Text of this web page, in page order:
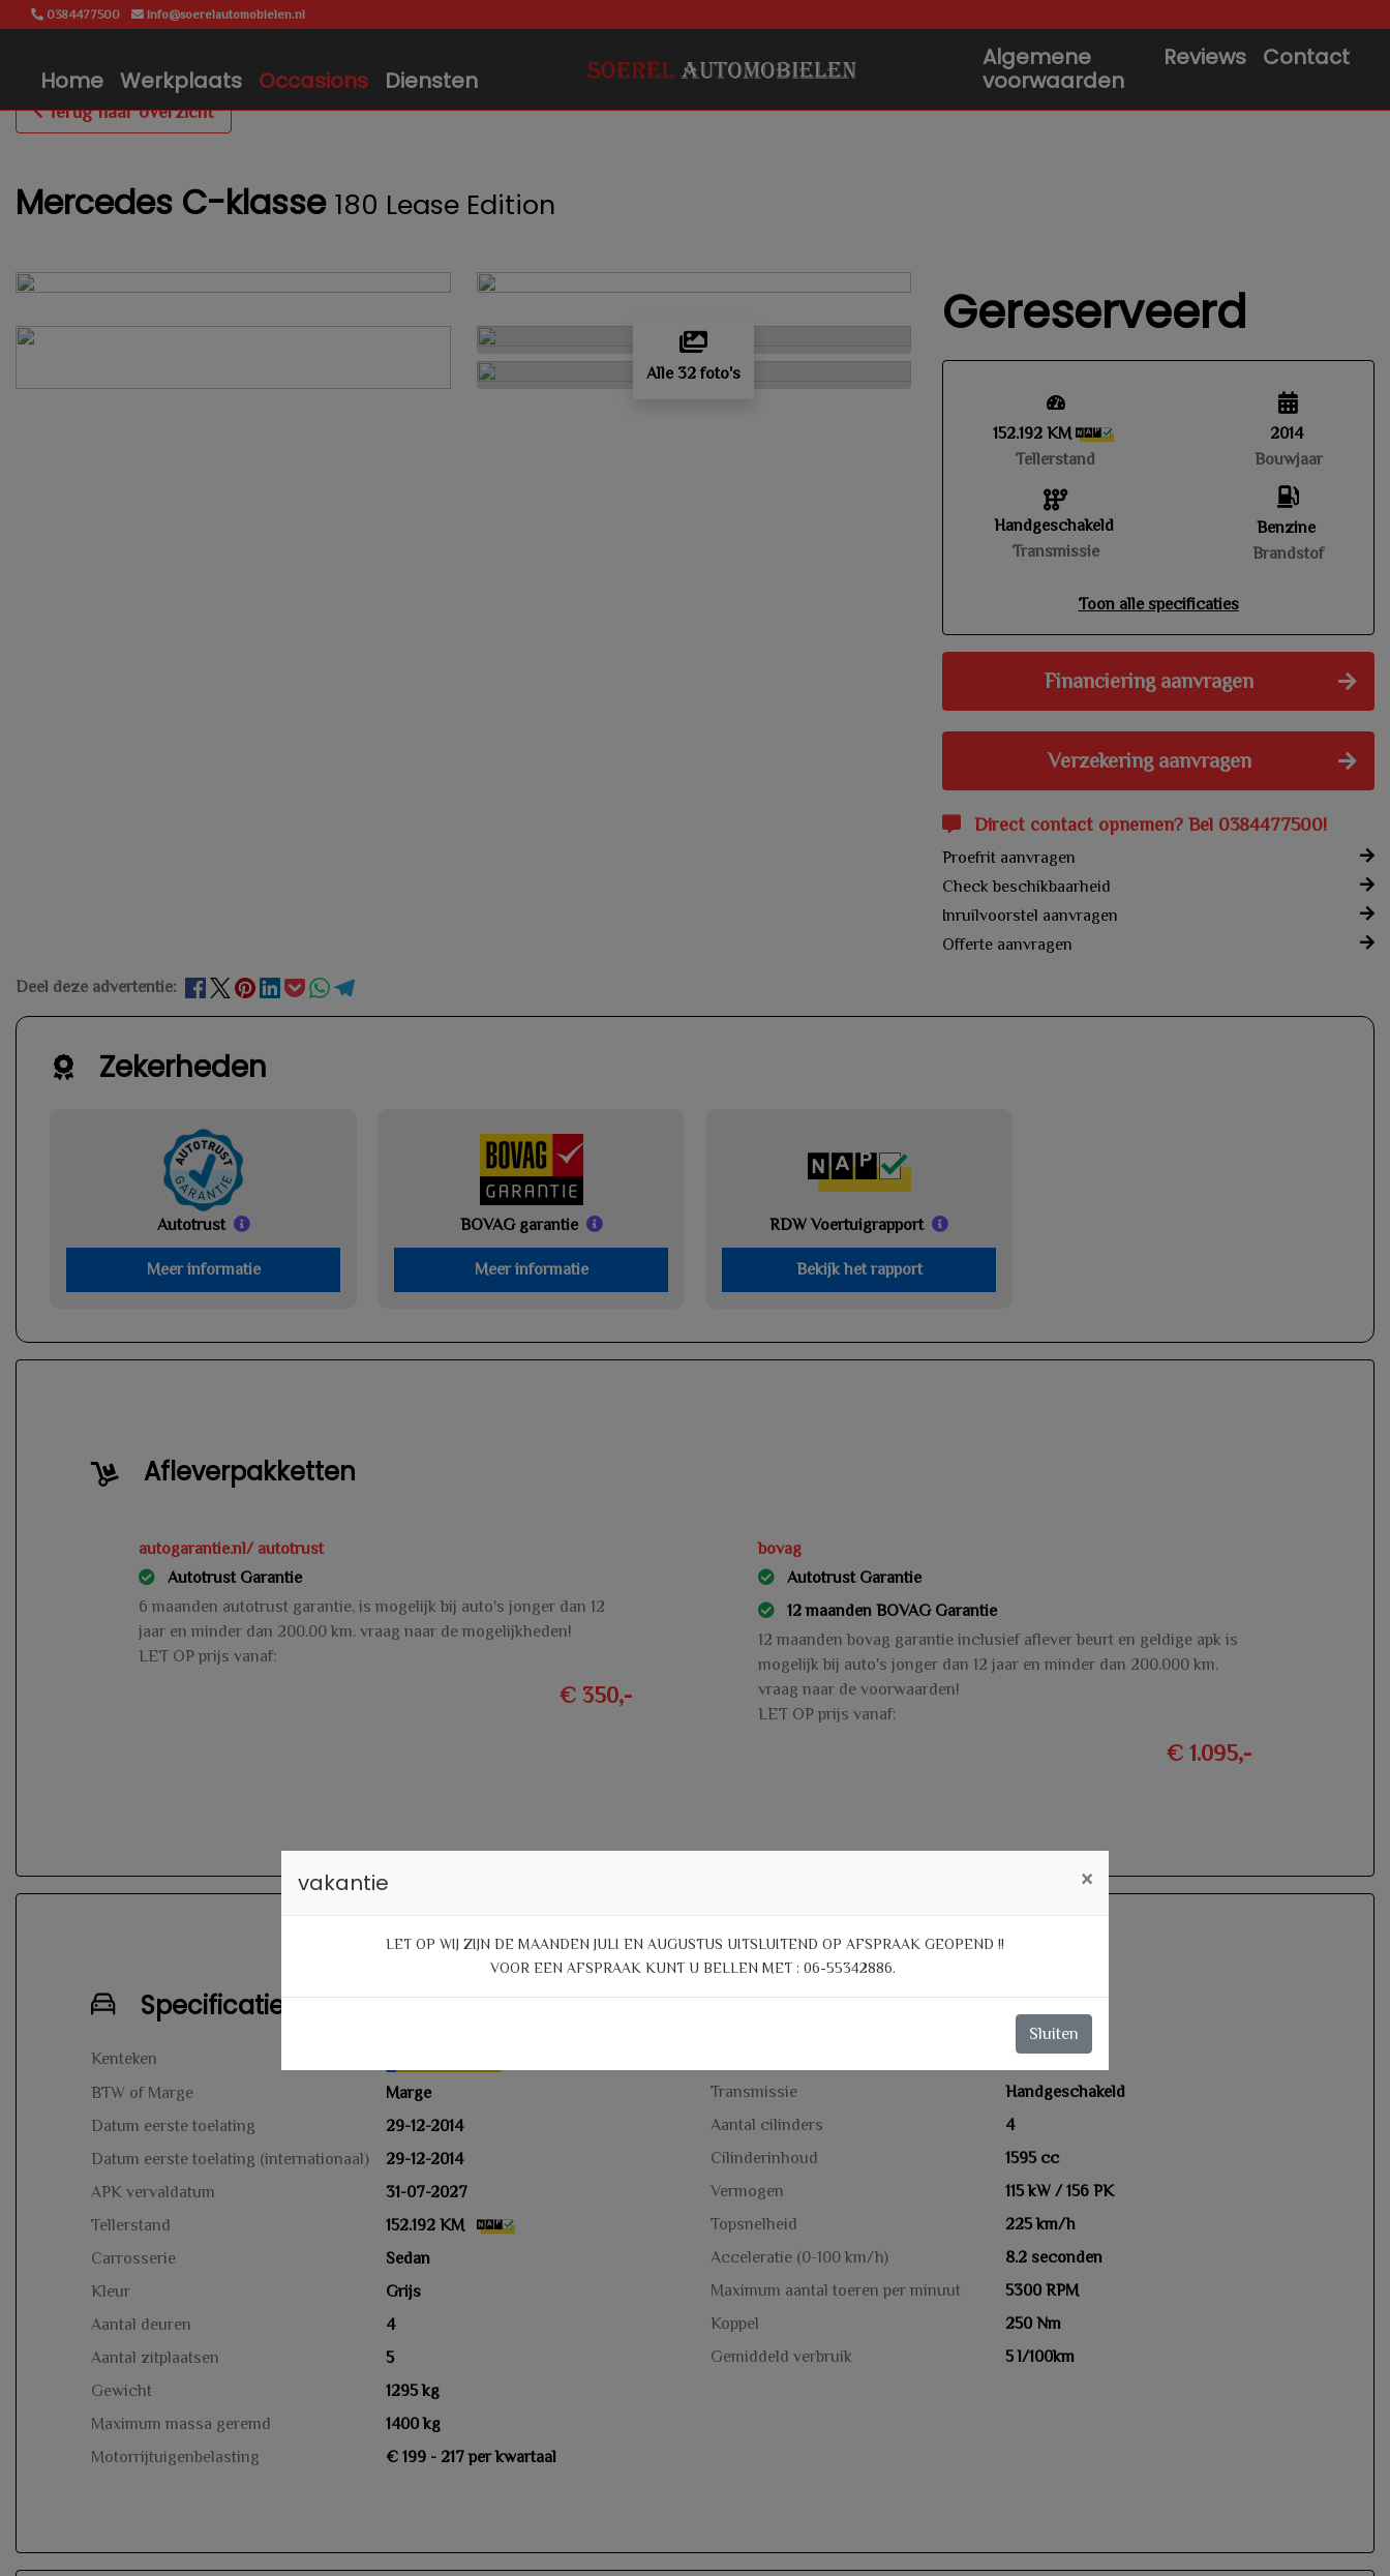
0384477500 info@soerelautomobielen.nl
Home Werkplaats Occasions Diensten
Algemene
voorwaarden
Reviews Contact
Terug naar overzicht
Mercedes C-klasse 180 Lease Edition
Alle 32 foto's
Gereserveerd
152.192 KM
Tellerstand
Handgeschakeld
Transmissie
2014
Bouwjaar
Benzine
Brandstof
Toon alle specificaties
Financiering aanvragen
Verzekering aanvragen
Direct contact opnemen? Bel 0384477500!
Proefrit aanvragen
Check beschikbaarheid
Inruilvoorstel aanvragen
Offerte aanvragen
Deel deze advertentie:
Zekerheden
Autotrust
Meer informatie
BOVAG garantie
Meer informatie
RDW Voertuigrapport
Bekijk het rapport
Afleverpakketten
autogarantie.nl/ autotrust
Autotrust Garantie
6 maanden autotrust garantie, is mogelijk bij auto's jonger dan 12
jaar en minder dan 200.00 km. vraag naar de mogelijkheden!
LET OP prijs vanaf:
€ 350,-
bovag
Autotrust Garantie
12 maanden BOVAG Garantie
12 maanden bovag garantie inclusief aflever beurt en geldige apk is
mogelijk bij auto's jonger dan 12 jaar en minder dan 200.000 km.
vraag naar de voorwaarden!
LET OP prijs vanaf:
€ 1.095,-
Specificaties
Kenteken
BTW of Marge
Marge
Datum eerste toelating
29-12-2014
Datum eerste toelating (internationaal)
29-12-2014
APK vervaldatum
31-07-2027
Tellerstand
152.192 KM
Carrosserie
Sedan
Kleur
Grijs
Aantal deuren
4
Aantal zitplaatsen
5
Gewicht
1295 kg
Maximum massa geremd
1400 kg
Motorrijtuigenbelasting
€ 199 - 217 per kwartaal
Motor en transmissie
Benzine
Transmissie
Handgeschakeld
Aantal cilinders
4
Cilinderinhoud
1595 cc
Vermogen
115 kW / 156 PK
Topsnelheid
225 km/h
Acceleratie (0-100 km/h)
8.2 seconden
Maximum aantal toeren per minuut
5300 RPM
Koppel
250 Nm
Gemiddeld verbruik
5 l/100km
vakantie ×
LET OP WIJ ZIJN DE MAANDEN JULI EN AUGUSTUS UITSLUITEND OP AFSPRAAK GEOPEND !!
VOOR EEN AFSPRAAK KUNT U BELLEN MET : 06-55342886.
Sluiten